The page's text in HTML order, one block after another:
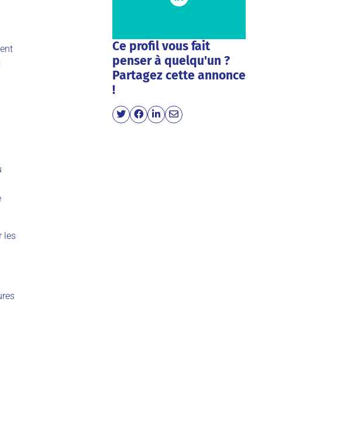
les
Ce profil vous fait
penser à quelqu'un ?
Partagez cette annonce
!